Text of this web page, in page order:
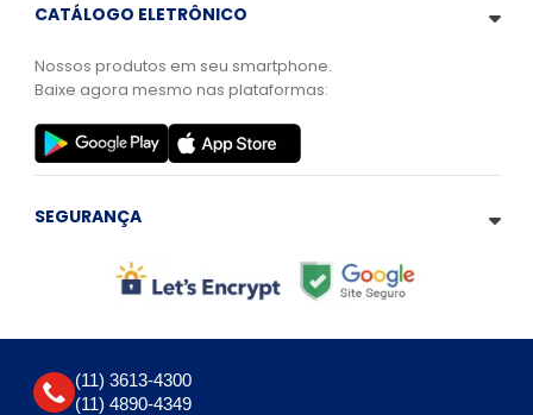
CATÁLOGO ELETRÔNICO
Nossos produtos em seu smartphone.
Baixe agora mesmo nas plataformas:
SEGURANÇA
(11) 3613-4300
(11) 4890-4349